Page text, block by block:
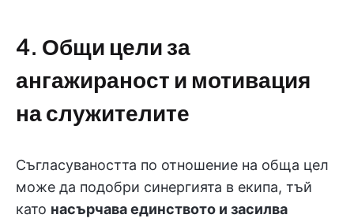
4. Общи цели за
ангажираност и мотивация
на служителите
Съгласуваността по отношение на обща цел
може да подобри синергията в екипа, тъй
като насърчава единството и засилва